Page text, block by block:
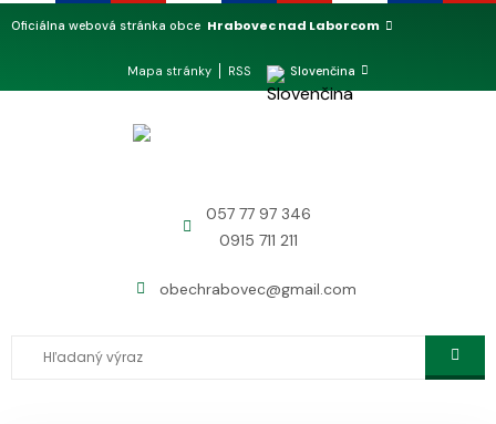
Oficiálna webová stránka obce Hrabovec nad Laborcom
Mapa stránky RSS Slovenčina
057 77 97 346
0915 711 211
obechrabovec@gmail.com